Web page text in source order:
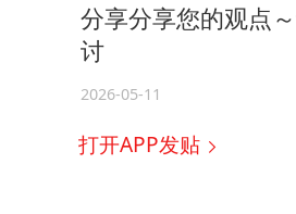
分享分享您的观点
讨
2026-05-11
打开APP发贴